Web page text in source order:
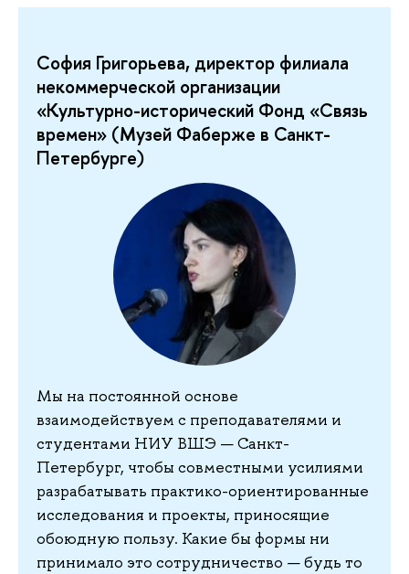
София Григорьева, директор филиала
некоммерческой организации
«Культурно-исторический Фонд «Связь
времен» (Музей Фаберже в Санкт-
Петербурге)
Мы на постоянной основе
взаимодействуем с преподавателями и
студентами НИУ ВШЭ — Санкт-
Петербург, чтобы совместными усилиями
разрабатывать практико-ориентированные
исследования и проекты, приносящие
обоюдную пользу. Какие бы формы ни
принимало это сотрудничество — будь то